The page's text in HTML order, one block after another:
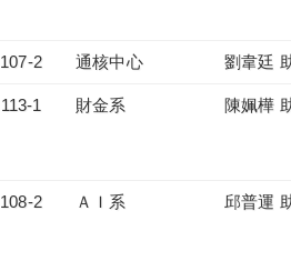
107-2 通核中心 劉韋廷
113-1 財金系 陳姵樺
108-2 ＡＩ系 邱普運